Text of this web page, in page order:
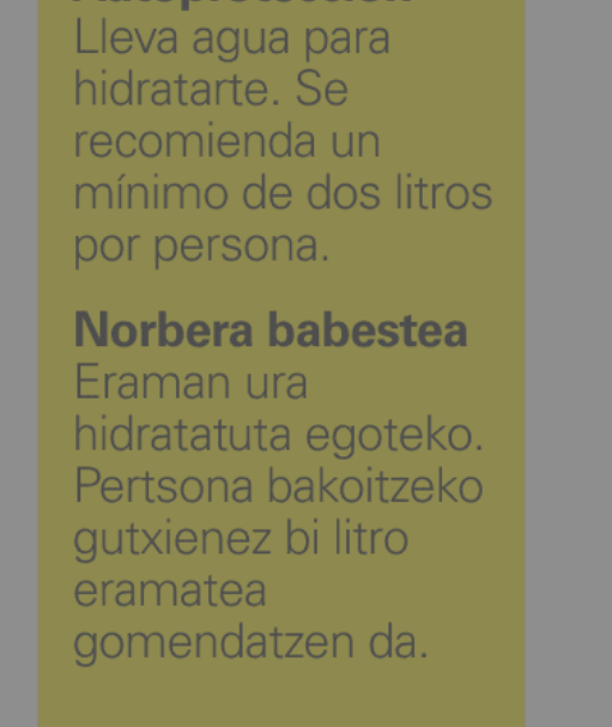
Instalaciones de descalcificación de agua potable del recinto hospitalario.
Larráyoz, directora de Gestión Económica y Servicios Generales del HUN;